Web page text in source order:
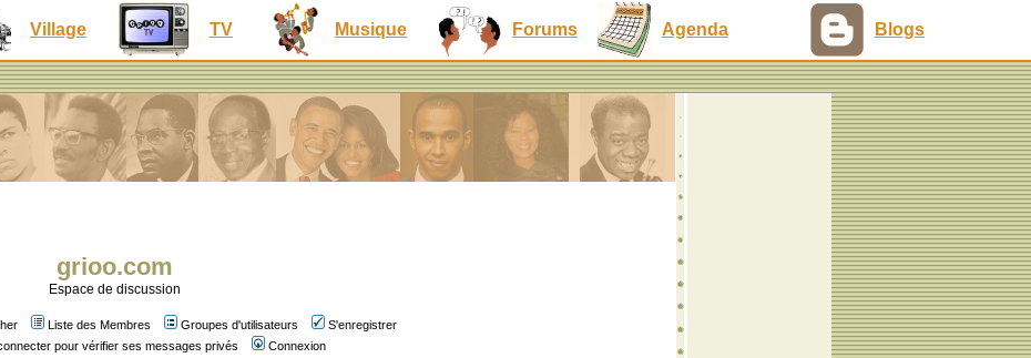
Village TV Musique Forums Agenda Blogs
grioo.com
Espace de discussion
Liste des Membres Groupes d'utilisateurs
S'enregistrer
pour vérifier ses messages privés Connexion